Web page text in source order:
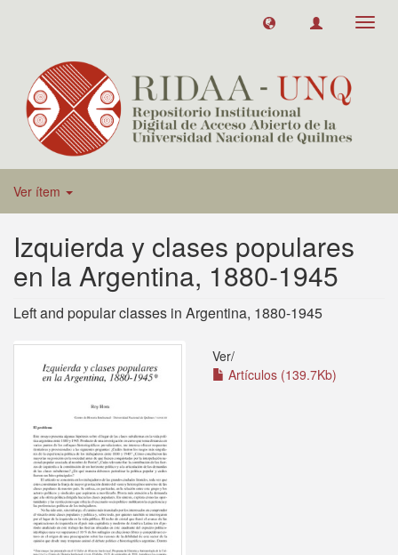
Ver ítem
Izquierda y clases populares
en la Argentina, 1880-1945
Left and popular classes in Argentina, 1880-1945
Ver/
Artículos (139.7Kb)